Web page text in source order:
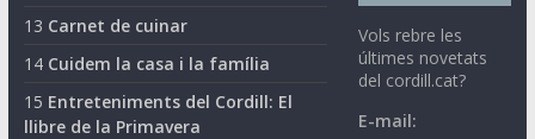
13 Carnet de cuinar
14 Cuidem la casa i la família
15 Entreteniments del Cordill: El
llibre de la Primavera
Vols rebre les
últimes novetats
del cordill.cat?
E-mail: